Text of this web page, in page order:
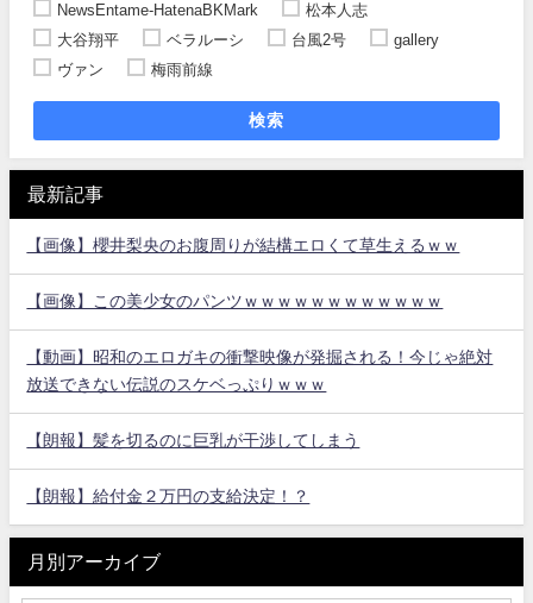
NewsEntame-HatenaBKMark
松本人志
大谷翔平
ベラルーシ 台風2号
gallery
ヴァン
梅雨前線
検索
最新記事
【画像】櫻井梨央のお腹周りが結構エロくて草生えるｗｗ
【画像】この美少女のパンツｗｗｗｗｗｗｗｗｗｗｗｗ
【動画】昭和のエロガキの衝撃映像が発掘される！今じゃ絶対
放送できない伝説のスケベっぷりｗｗｗ
【朗報】髪を切るのに巨乳が干渉してしまう
【朗報】給付金２万円の支給決定！？
月別アーカイブ